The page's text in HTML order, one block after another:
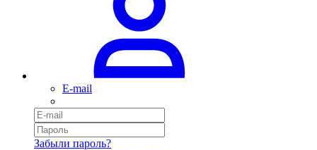
E-mail
Забыли пароль?